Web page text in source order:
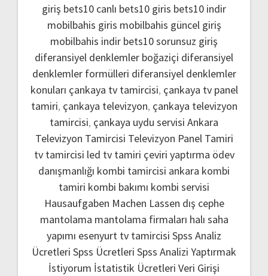
giriş bets10 canlı bets10 giris bets10 indir
mobilbahis giris mobilbahis güncel giriş
mobilbahis indir bets10 sorunsuz giriş
diferansiyel denklemler boğaziçi diferansiyel
denklemler formülleri diferansiyel denklemler
konuları çankaya tv tamircisi, çankaya tv panel
tamiri, çankaya televizyon, çankaya televizyon
tamircisi, çankaya uydu servisi Ankara
Televizyon Tamircisi Televizyon Panel Tamiri
tv tamircisi led tv tamiri çeviri yaptırma ödev
danışmanlığı kombi tamircisi ankara kombi
tamiri kombi bakımı kombi servisi
Hausaufgaben Machen Lassen dış cephe
mantolama mantolama firmaları halı saha
yapımı esenyurt tv tamircisi Spss Analiz
Ücretleri Spss Ücretleri Spss Analizi Yaptırmak
İstiyorum İstatistik Ücretleri Veri Girişi